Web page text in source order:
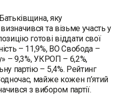
яку
та візьме участь у
готові віддати свої
– 11,9%, ВО Свобода –
– 9,3%, УКРОП – 6,2%,
партію – 5,4%. Рейтинг
майже кожен п’ятий
з вибором партії.